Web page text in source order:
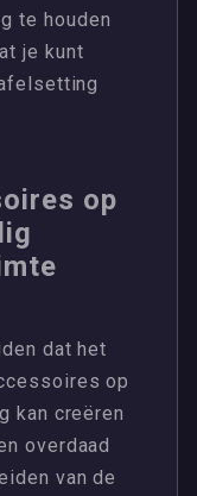
te houden
je kunt
op
dat het
op
kan creëren
overdaad
van de